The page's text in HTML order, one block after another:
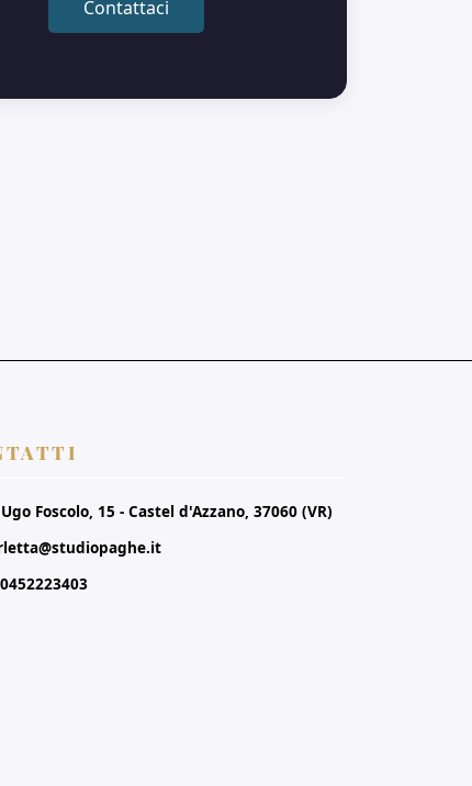
Contattaci
Foscolo, 15 - Castel d'Azzano, 37060 (VR)